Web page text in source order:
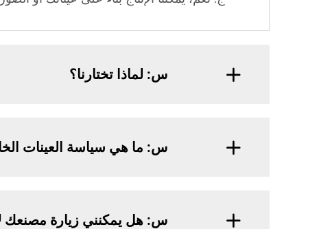
س: لماذا تختارنا؟
س: ما هي سياسة العينات
س: هل يمكنني زيارة مصنعك